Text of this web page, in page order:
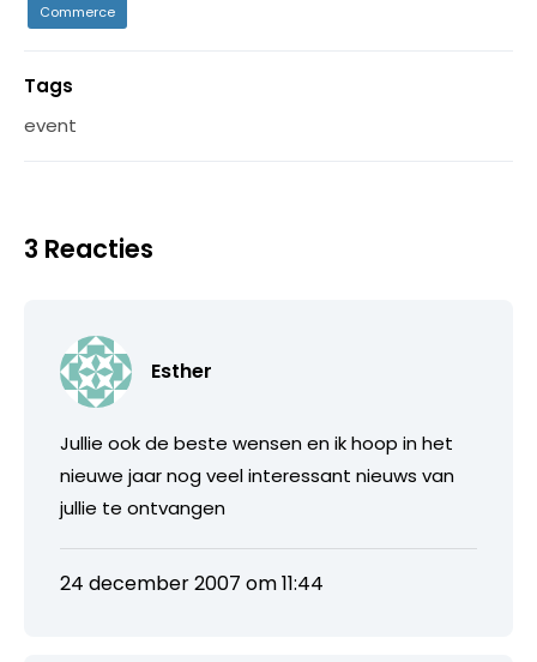
Commerce
Tags
event
3 Reacties
Esther
Jullie ook de beste wensen en ik hoop in het
nieuwe jaar nog veel interessant nieuws van
jullie te ontvangen
24 december 2007 om 11:44